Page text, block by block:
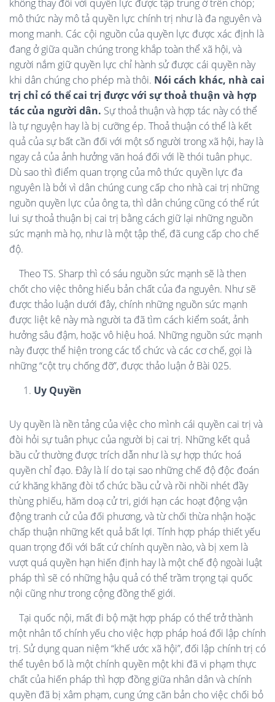
không thay đổi với quyền lực được tập trung ở trên chóp;
mô thức này mô tả quyền lực chính trị như là đa nguyên và
mong manh. Các cội nguồn của quyền lực được xác định là
đang ở giữa quần chúng trong khắp toàn thể xã hội, và
người nắm giữ quyền lực chỉ hành sử được cái quyền này
khi dân chúng cho phép mà thôi. Nói cách khác, nhà cai
trị chỉ có thể cai trị được với sự thoả thuận và hợp
tác của người dân. Sự thoả thuận và hợp tác này có thể
là tự nguyện hay là bị cưỡng ép. Thoả thuận có thể là kết
quả của sự bất cần đối với một số người trong xã hội, hay là
ngay cả của ảnh hưởng văn hoá đối với lề thói tuân phục.
Dù sao thì điểm quan trọng của mô thức quyền lực đa
nguyên là bởi vì dân chúng cung cấp cho nhà cai trị những
nguồn quyền lực của ông ta, thì dân chúng cũng có thể rút
lui sự thoả thuận bị cai trị bằng cách giữ lại những nguồn
sức mạnh mà họ, như là một tập thể, đã cung cấp cho chế
độ.
Theo TS. Sharp thì có sáu nguồn sức mạnh sẽ là then
chốt cho việc thông hiểu bản chất của đa nguyên. Như sẽ
được thảo luận dưới đây, chính những nguồn sức mạnh
được liệt kê này mà người ta đã tìm cách kiểm soát, ảnh
hưởng sâu đậm, hoặc vô hiệu hoá. Những nguồn sức mạnh
này được thể hiện trong các tổ chức và các cơ chế, gọi là
những “cột trụ chống đỡ”, được thảo luận ở Bài 025.
Uy Quyền
Uy quyền là nền tảng của việc cho mình cái quyền cai trị và
đòi hỏi sự tuân phục của người bị cai trị. Những kết quả
bầu cử thường được trích dẫn như là sự hợp thức hoá
quyền chỉ đạo. Đây là lí do tại sao những chế độ độc đoán
cứ khăng khăng đòi tổ chức bầu cử và rồi nhồi nhét đầy
thùng phiếu, hăm doạ cử tri, giới hạn các hoạt động vận
động tranh cử của đối phương, và từ chối thừa nhận hoặc
chấp thuận những kết quả bất lợi. Tính hợp pháp thiết yếu
quan trọng đối với bất cứ chính quyền nào, và bị xem là
vượt quá quyền hạn hiến định hay là một chế độ ngoài luật
pháp thì sẽ có những hậu quả có thể trầm trọng tại quốc
nội cũng như trong cộng đồng thế giới.
Tại quốc nội, mất đi bộ mặt hợp pháp có thể trở thành
một nhân tố chính yếu cho việc hợp pháp hoá đối lập chính
trị. Sử dụng quan niệm “khế ước xã hội”, đối lập chính trị có
thể tuyên bố là một chính quyền một khi đã vi phạm thực
chất của hiến pháp thì hợp đồng giữa nhân dân và chính
quyền đã bị xâm phạm, cung ứng căn bản cho việc chối bỏ